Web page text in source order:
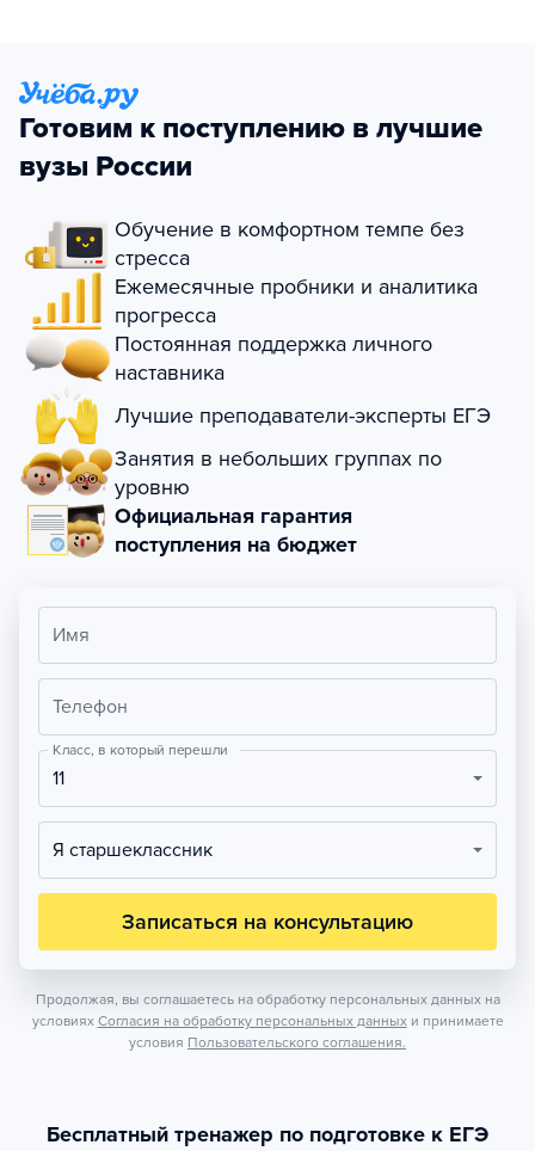
Готовим к поступлению в лучшие
вузы России
Обучение в комфортном темпе без
стресса
Ежемесячные пробники и аналитика
прогресса
Постоянная поддержка личного
наставника
Лучшие преподаватели-эксперты ЕГЭ
Занятия в небольших группах по
уровню
Официальная гарантия
поступления на бюджет
Имя
Телефон
Класс, в который перешли
11
Я старшеклассник
Записаться на консультацию
Продолжая, вы соглашаетесь на обработку персональных данных на
условиях Согласия на обработку персональных данных и принимаете
условия Пользовательского соглашения.
Бесплатный тренажер по подготовке к ЕГЭ